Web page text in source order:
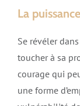
La
Se révéler
toucher à sa
courage qui
une forme